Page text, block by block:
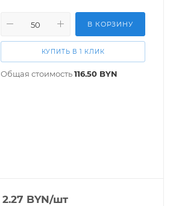
В КОРЗИНУ
КУПИТЬ В 1 КЛИК
Общая стоимость116.50 BYN
2.27 BYN/шт